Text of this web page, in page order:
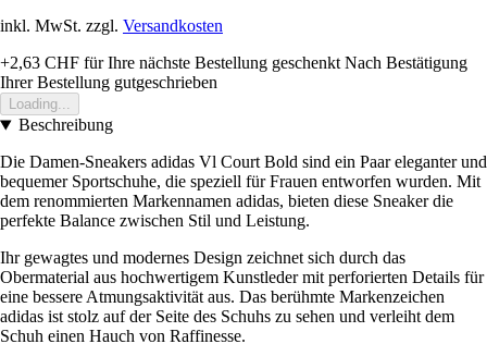
inkl. MwSt. zzgl. Versandkosten
+2,63 CHF für Ihre nächste Bestellung geschenkt Nach Bestätigung
Ihrer Bestellung gutgeschrieben
Loading...
Beschreibung
Die Damen-Sneakers adidas Vl Court Bold sind ein Paar eleganter und
bequemer Sportschuhe, die speziell für Frauen entworfen wurden. Mit
dem renommierten Markennamen adidas, bieten diese Sneaker die
perfekte Balance zwischen Stil und Leistung.
Ihr gewagtes und modernes Design zeichnet sich durch das
Obermaterial aus hochwertigem Kunstleder mit perforierten Details für
eine bessere Atmungsaktivität aus. Das berühmte Markenzeichen
adidas ist stolz auf der Seite des Schuhs zu sehen und verleiht dem
Schuh einen Hauch von Raffinesse.